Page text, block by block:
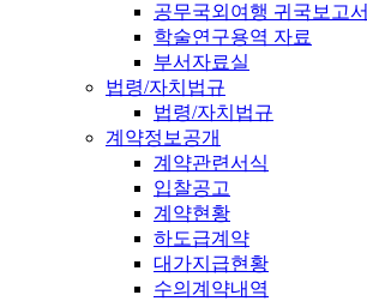
공무국외여행 귀국보고서
학술연구용역 자료
부서자료실
법령/자치법규
법령/자치법규
계약정보공개
계약관련서식
입찰공고
계약현황
하도급계약
대가지급현황
수의계약내역